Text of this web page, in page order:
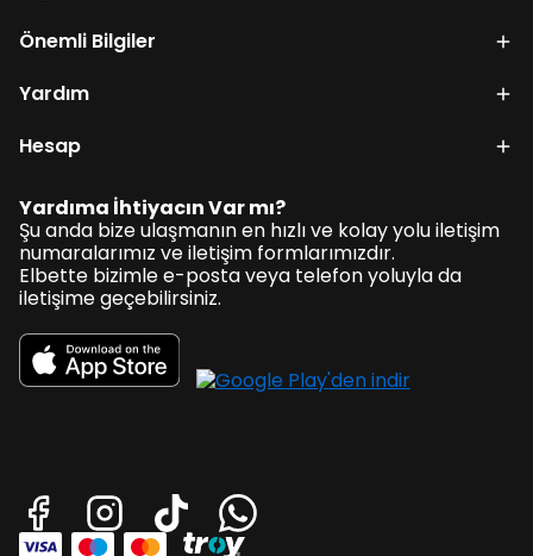
Önemli Bilgiler
Yardım
Hesap
Yardıma İhtiyacın Var mı?
Şu anda bize ulaşmanın en hızlı ve kolay yolu iletişim
numaralarımız ve iletişim formlarımızdır.
Elbette bizimle e-posta veya telefon yoluyla da
iletişime geçebilirsiniz.